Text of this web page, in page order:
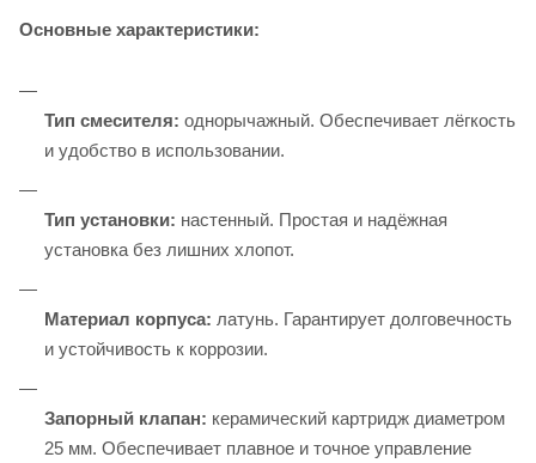
Основные характеристики:
Тип смесителя: однорычажный. Обеспечивает лёгкость
и удобство в использовании.
Тип установки: настенный. Простая и надёжная
установка без лишних хлопот.
Материал корпуса: латунь. Гарантирует долговечность
и устойчивость к коррозии.
Запорный клапан: керамический картридж диаметром
25 мм. Обеспечивает плавное и точное управление